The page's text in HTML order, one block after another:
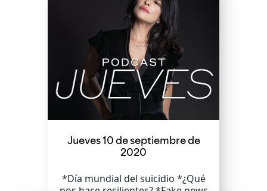
Jueves 10 de septiembre de
2020
*Día mundial del suicidio *¿Qué